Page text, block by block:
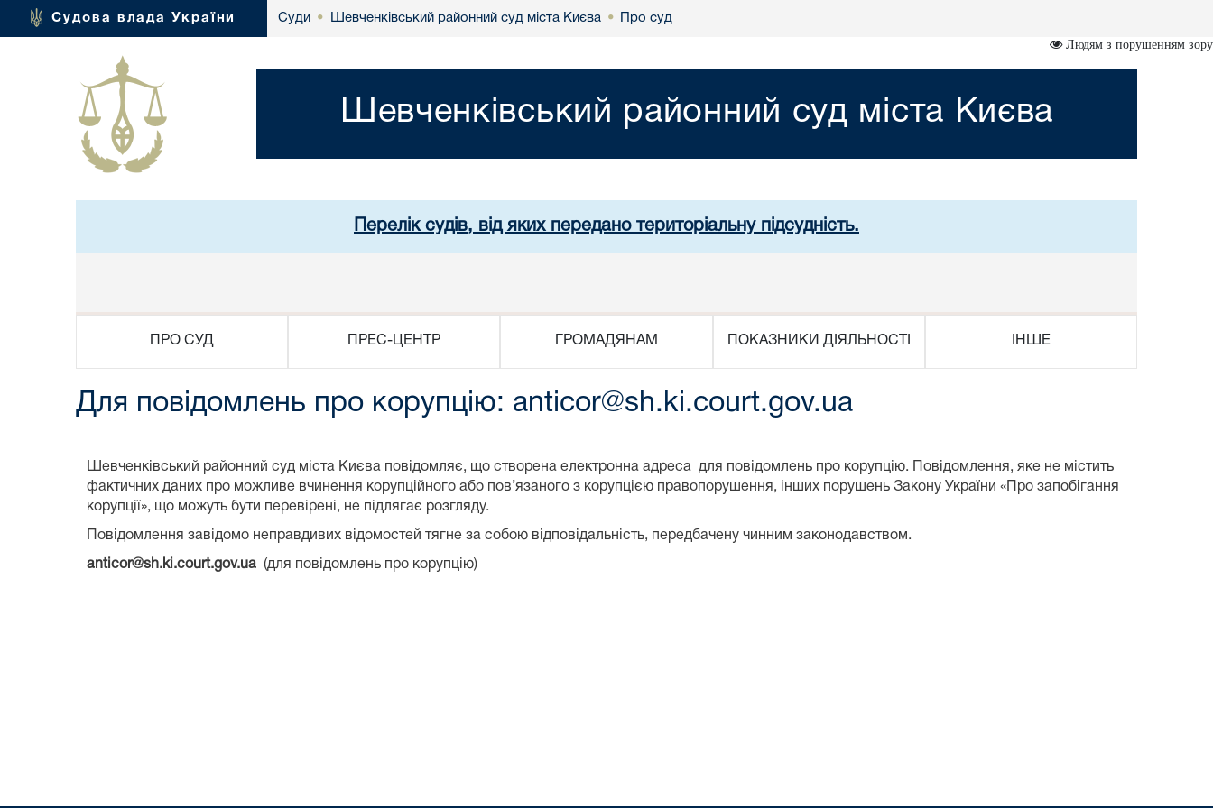
Судова влада України Суди • Шевченківський районний суд міста Києва • Про суд
Людям з порушенням зору
Шевченківський районний суд міста Києва
Перелік судів, від яких передано територіальну підсудність.
ПРО СУД ПРЕС-ЦЕНТР ГРОМАДЯНАМ ПОКАЗНИКИ ДІЯЛЬНОСТІ ІНШЕ
Для повідомлень про корупцію: anticor@sh.ki.court.gov.ua
Шевченківський районний суд міста Києва повідомляє, що створена електронна адреса для повідомлень про корупцію. Повідомлення, яке не містить
фактичних даних про можливе вчинення корупційного або пов’язаного з корупцією правопорушення, інших порушень Закону України «Про запобігання
корупції», що можуть бути перевірені, не підлягає розгляду.
Повідомлення завідомо неправдивих відомостей тягне за собою відповідальність, передбачену чинним законодавством.
anticor@sh.ki.court.gov.ua (для повідомлень про корупцію)